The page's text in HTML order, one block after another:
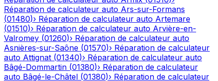
Réparation de calculateur auto Ars-sur-Formans
(01480)› Réparation de calculateur auto Artemare
(01510)› Réparation de calculateur auto Arvière-en-
Valromey (01260)› Réparation de calculateur auto
Asnières-sur-Saône (01570)› Réparation de calculateur
auto Attignat (01340)› Réparation de calculateur auto
Bâgé-Dommartin (01380)› Réparation de calculateur
auto Bâgé-le-Châtel (01380)› Réparation de calculateur